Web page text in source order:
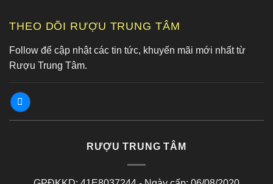
THEO DÕI RƯỢU TRUNG TÂM
Follow để cập nhật các tin tức, khuyến mãi mới nhất từ
Rượu Trung Tâm.
RƯỢU TRUNG TÂM